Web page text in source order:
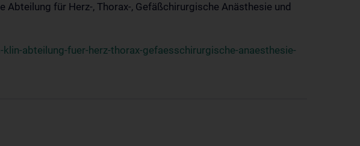
für Herz-, Thorax-, Gefäßchirurgische Anästhesie und
abteilung-fuer-herz-thorax-gefaesschirurgische-anaesthesie-